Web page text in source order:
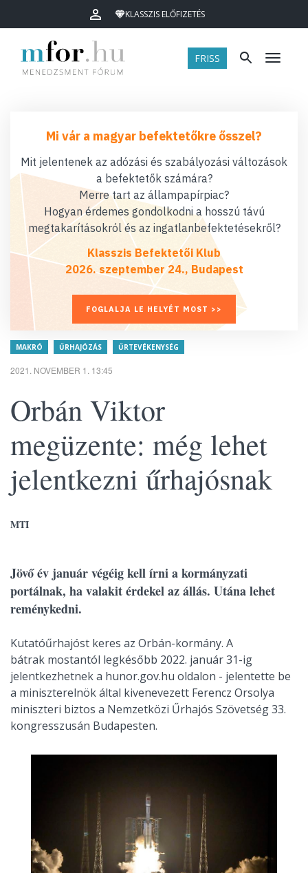
KLASSZIS ELŐFIZETÉS
FRISS Menü
Mi vár a magyar befektetőkre ősszel?
Mit jelentenek az adózási és szabályozási változások
a befektetők számára?
Merre tart az állampapírpiac?
Hogyan érdemes gondolkodni a hosszú távú
megtakarításokról és az ingatlanbefektetésekről?
Klasszis Befektetői Klub
2026. szeptember 24., Budapest
FOGLALJA LE HELYÉT MOST >>
MAKRÓ ŰRHAJÓZÁS ŰRTEVÉKENYSÉG
2021. NOVEMBER 1. 13:45
Orbán Viktor
megüzente: még lehet
jelentkezni űrhajósnak
MTI
Jövő év január végéig kell írni a kormányzati
portálnak, ha valakit érdekel az állás. Utána lehet
reménykedni.
Kutatóűrhajóst keres az Orbán-kormány. A
bátrak mostantól legkésőbb 2022. január 31-ig
jelentkezhetnek a hunor.gov.hu oldalon - jelentette be
a miniszterelnök által kivenevezett Ferencz Orsolya
miniszteri biztos a Nemzetközi Űrhajós Szövetség 33.
kongresszusán Budapesten.